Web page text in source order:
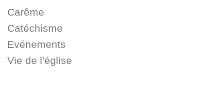
Carême
Catéchisme
Evénements
Vie de l'église